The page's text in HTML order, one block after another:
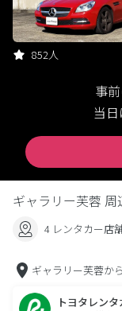
852人
事
当
ギャラリー芙蓉
4 レンタカー店
ギャラリー芙蓉から
トヨタレン